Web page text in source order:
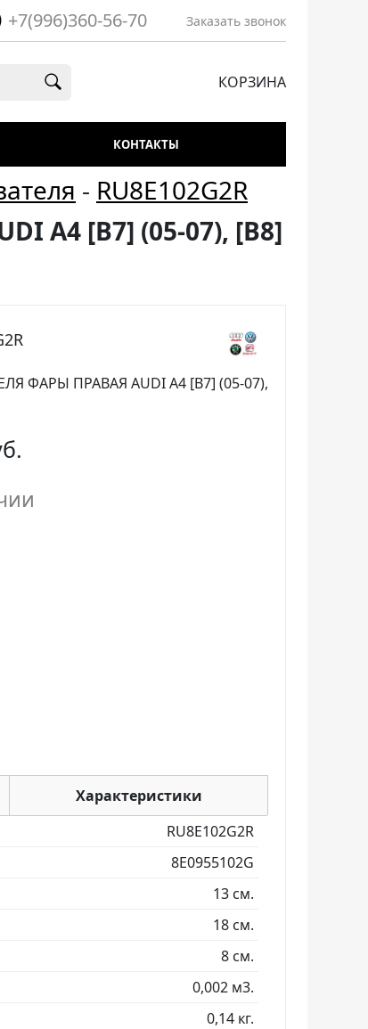
+7(996)360-56-70 Заказать звонок
КОРЗИНА
КОНТАКТЫ
- RU8E102G2R
A4 [B7] (05-07), [B8]
ФАРЫ ПРАВАЯ AUDI A4 [B7] (05-07),
Характеристики
RU8E102G2R
8E0955102G
13 см.
18 см.
8 см.
0,002 м3.
0,14 кг.